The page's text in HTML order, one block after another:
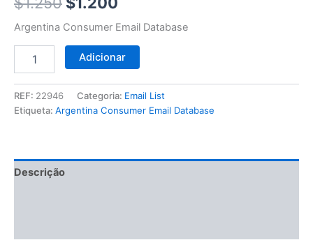
Argentina Consumer Email Database
Adicionar
REF: 22946 Categoria: Email List
Etiqueta: Argentina Consumer Email Database
Descrição